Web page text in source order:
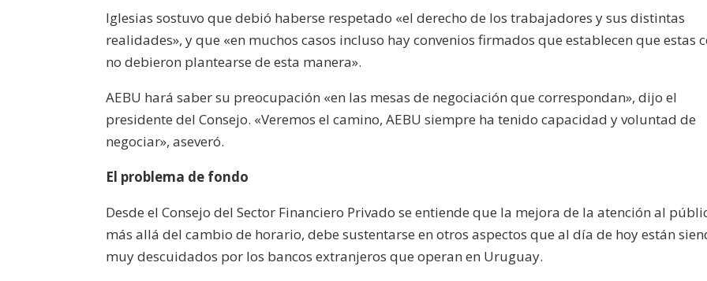
Iglesias sostuvo que debió haberse respetado «el derecho de los trabajadores y sus distintas
realidades», y que «en muchos casos incluso hay convenios firmados que establecen que estas
no debieron plantearse de esta manera».
AEBU hará saber su preocupación «en las mesas de negociación que correspondan», dijo el
presidente del Consejo. «Veremos el camino, AEBU siempre ha tenido capacidad y voluntad de
negociar», aseveró.
El problema de fondo
Desde el Consejo del Sector Financiero Privado se entiende que la mejora de la atención al
más allá del cambio de horario, debe sustentarse en otros aspectos que al día de hoy están
muy descuidados por los bancos extranjeros que operan en Uruguay.